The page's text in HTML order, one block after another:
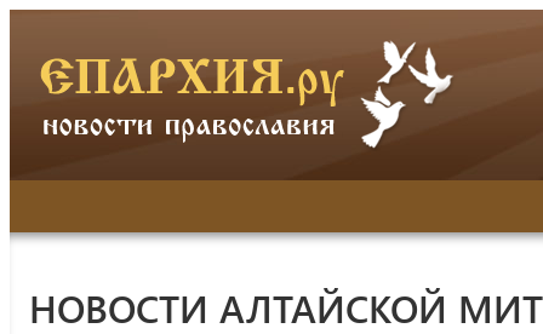
НОВОСТИ АЛТАЙСКОЙ